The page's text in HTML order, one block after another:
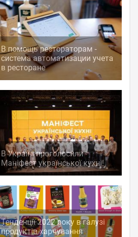
В помощь рестораторам -
система автоматизации учета
в ресторане
В Україні проголосили
Маніфест української кухні!
Тенденції 2022 року в галузі
продуктів харчування